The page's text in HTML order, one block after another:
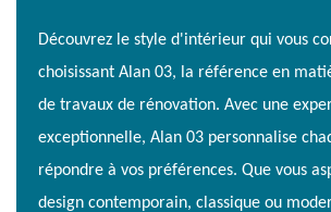
Découvrez le style d'intérieur qui vous
choisissant Alan 03, la référence en
de travaux de rénovation. Avec une
exceptionnelle, Alan 03 personnalise
répondre à vos préférences. Que vous
design contemporain, classique ou